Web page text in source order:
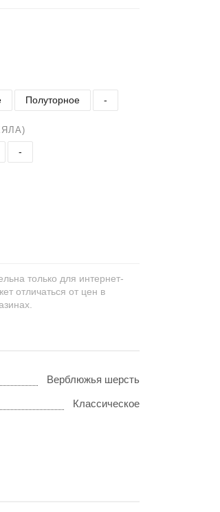
Полуторное -
-
только для интернет-
отличаться от цен в
Верблюжья шерсть
Классическое